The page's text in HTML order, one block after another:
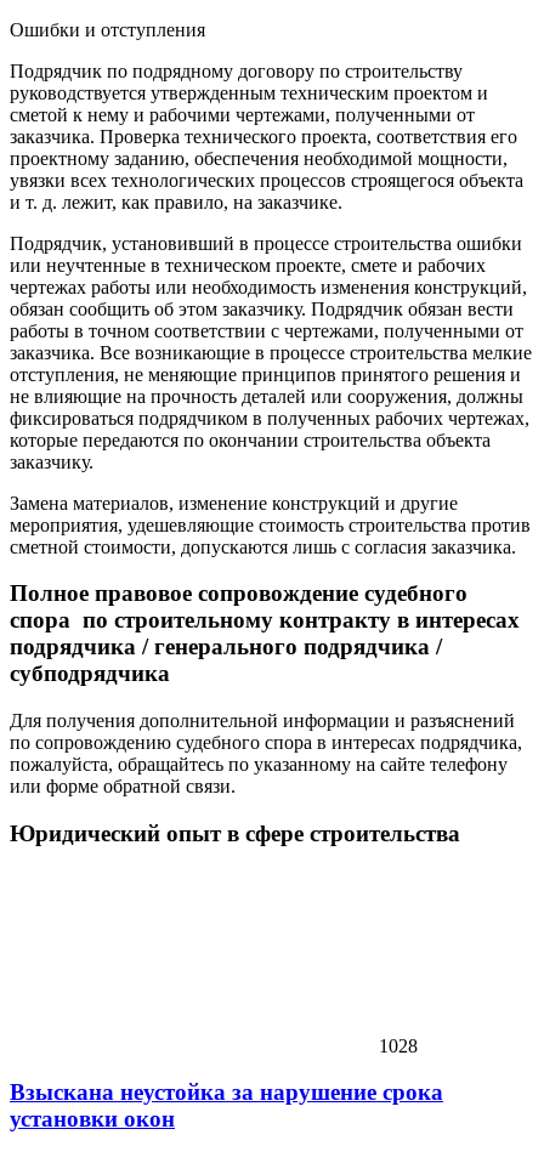
Ошибки и отступления
Подрядчик по подрядному договору по строительству
руководствуется утвержденным техническим проектом и
сметой к нему и рабочими чертежами, полученными от
заказчика. Проверка технического проекта, соответствия его
проектному заданию, обеспечения необходимой мощности,
увязки всех технологических процессов строящегося объекта
и т. д. лежит, как правило, на заказчике.
Подрядчик, установивший в процессе строительства ошибки
или неучтенные в техническом проекте, смете и рабочих
чертежах работы или необходимость изменения конструкций,
обязан сообщить об этом заказчику. Подрядчик обязан вести
работы в точном соответствии с чертежами, полученными от
заказчика. Все возникающие в процессе строительства мелкие
отступления, не меняющие принципов принятого решения и
не влияющие на прочность деталей или сооружения, должны
фиксироваться подрядчиком в полученных рабочих чертежах,
которые передаются по окончании строительства объекта
заказчику.
Замена материалов, изменение конструкций и другие
мероприятия, удешевляющие стоимость строительства против
сметной стоимости, допускаются лишь с согласия заказчика.
Полное правовое сопровождение судебного
спора по строительному контракту в интересах
подрядчика / генерального подрядчика /
субподрядчика
Для получения дополнительной информации и разъяснений
по сопровождению судебного спора в интересах подрядчика,
пожалуйста, обращайтесь по указанному на сайте телефону
или форме обратной связи.
Юридический опыт в сфере строительства
1028
Взыскана неустойка за нарушение срока
установки окон